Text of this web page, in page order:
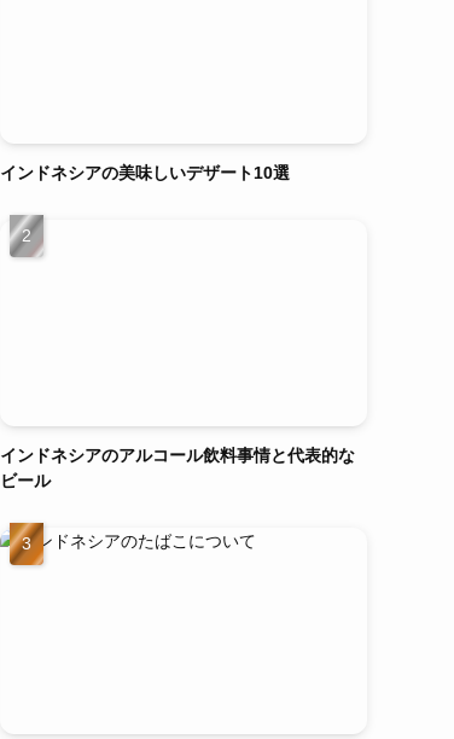
インドネシアの美味しいデザート10選
インドネシアのアルコール飲料事情と代表的な
ビール